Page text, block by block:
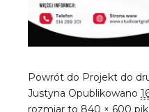
Powrót do Projekt do
Justyna Opublikowano
rozmiar to 840 × 600